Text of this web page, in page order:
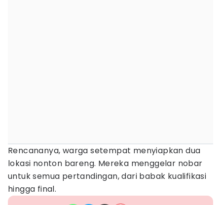
Rencananya, warga setempat menyiapkan dua
lokasi nonton bareng. Mereka menggelar nobar
untuk semua pertandingan, dari babak kualifikasi
hingga final.